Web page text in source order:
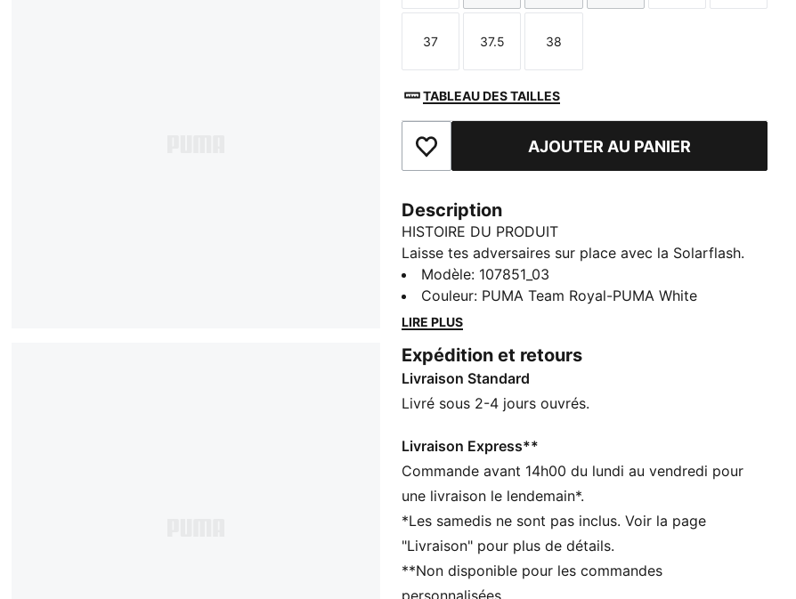
Taille
37
Taille
37.5
Taille
38
TABLEAU DES TAILLES
Ajouter aux favorisAJOUTER AU PANIER
Description
HISTOIRE DU PRODUIT
Laisse tes adversaires sur place avec la Solarflash.
Cette paire ultra performante offre un excellent
retour d'énergie grâce à une technologie légère et
moderne au niveau de la semelle intermédiaire afin de
tige en mesh offre un soutien parfait pour tous tes
mouvements.
CARACTÉRISTIQUES + AVANTAGES
% de matériaux recyclés
DÉTAILS
Coupe standard
chaque côté du pied
Mesh Ventair pour une meilleure respirabilité
Semelle intérieure en EVA avec soutien ciblé à la
voûte plantaire
Modèle: 107851_03
Couleur: PUMA Team Royal-PUMA White
LIRE PLUS
Expédition et retours
Livraison Standard
Livré sous 2-4 jours ouvrés.
Livraison Express**
Commande avant 14h00 du lundi au vendredi pour
une livraison le lendemain*.
*Les samedis ne sont pas inclus. Voir la page
"Livraison" pour plus de détails.
**Non disponible pour les commandes